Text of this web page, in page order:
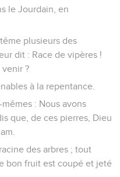
le Jourdain, en
plusieurs des
dit : Race de vipères !
venir ?
à la repentance.
: Nous avons
que, de ces pierres, Dieu
des arbres ; tout
bon fruit est coupé et jeté